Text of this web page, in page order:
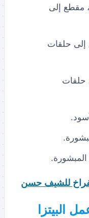
مقطع إلى
إلى حلقات
حلقات
المبشورة.
للشيف حسن